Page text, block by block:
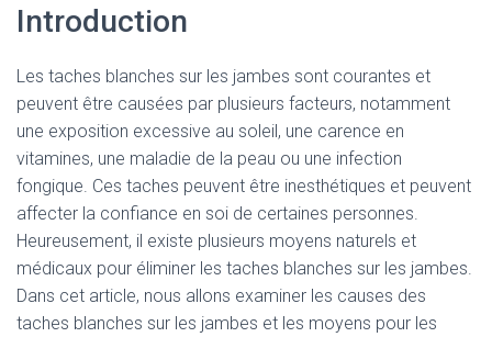
Introduction
Les taches blanches sur les jambes sont courantes et
peuvent être causées par plusieurs facteurs, notamment
une exposition excessive au soleil, une carence en
vitamines, une maladie de la peau ou une infection
fongique. Ces taches peuvent être inesthétiques et peuvent
affecter la confiance en soi de certaines personnes.
Heureusement, il existe plusieurs moyens naturels et
médicaux pour éliminer les taches blanches sur les jambes.
Dans cet article, nous allons examiner les causes des
taches blanches sur les jambes et les moyens pour les